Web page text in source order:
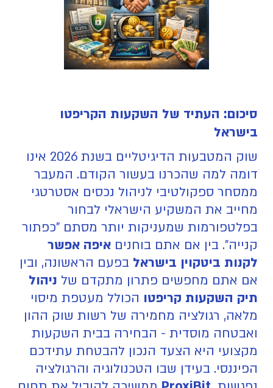
סיכום: העתיד של השקעות הקריפטו
בישראל
שוק המטבעות הדיגיטליים בשנת 2026 אינו
דומה למה שהכרנו בעשור הקודם. המעבר
ממסחר ספקולטיבי לניהול נכסים אסטרטגי
מחייב את המשקיע הישראלי לבחור
בפלטפורמות שמעניקות יותר מסתם "כפתור
קנייה". בין אם אתם בוחניםאיפה אפשר
לקנות ביטקוין בישראל בפעם הראשונה, ובין
אם אתם מחפשים פתרון מתקדם של ניהול
תיק השקעות קריפטו הכולל מעטפת מיסוי
מלאה, רגולציה מחמירה של רשות שוק ההון
ואבטחה מוסדית - הבחירה בבית השקעות
מקצועי היא הצעד הנכון להבטחת עתידכם
הפיננסי. בעידן שבו הטכנולוגיה והרגולציה